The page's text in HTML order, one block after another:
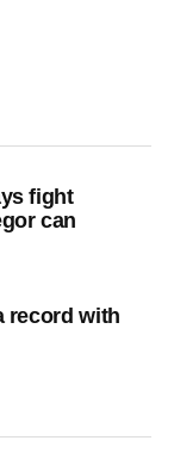
fight
can
record with